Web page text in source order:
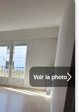
Voir la photo